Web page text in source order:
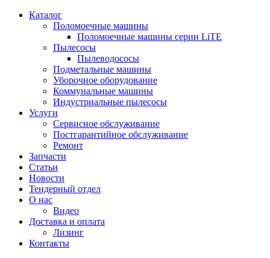
Каталог
Поломоечные машины
Поломоечные машины серии LiTE
Пылесосы
Пылеводососы
Подметальные машины
Уборочное оборудование
Коммунальные машины
Индустриальные пылесосы
Услуги
Сервисное обслуживание
Постгарантийное обслуживание
Ремонт
Запчасти
Статьи
Новости
Тендерный отдел
О нас
Видео
Доставка и оплата
Лизинг
Контакты